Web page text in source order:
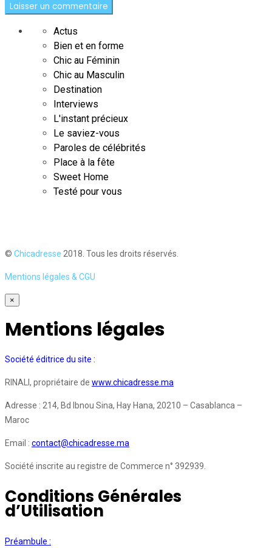
Actus
Bien et en forme
Chic au Féminin
Chic au Masculin
Destination
Interviews
L'instant précieux
Le saviez-vous
Paroles de célébrités
Place à la fête
Sweet Home
Testé pour vous
© Chicadresse 2018. Tous les droits réservés.
Mentions légales & CGU
×
Mentions légales
Société éditrice du site :
RINALI, propriétaire de www.chicadresse.ma
Adresse : 214, Bd Ibnou Sina, Hay Hana, 20210 – Casablanca –
Maroc
Email : contact@chicadresse.ma
Société inscrite au registre de Commerce n° 392939.
Conditions Générales
d’Utilisation
Préambule :